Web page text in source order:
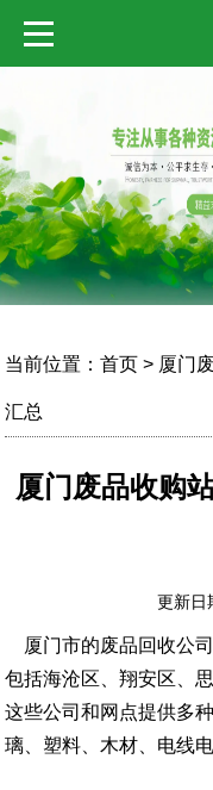
当前位置：首页 > 厦门
汇总
厦门废品收购
更新日
厦门市的废品回收公
包括海沧区、翔安区、
这些公司和网点提供多
璃、塑料、木材、电线